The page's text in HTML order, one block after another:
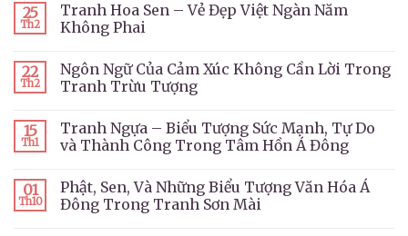
25
Th2
Tranh Hoa Sen – Vẻ Đẹp Việt Ngàn Năm
Không Phai
22
Th2
Ngôn Ngữ Của Cảm Xúc Không Cần Lời Trong
Tranh Trừu Tượng
15
Th1
Tranh Ngựa – Biểu Tượng Sức Mạnh, Tự Do
và Thành Công Trong Tâm Hồn Á Đông
01
Th10
Phật, Sen, Và Những Biểu Tượng Văn Hóa Á
Đông Trong Tranh Sơn Mài